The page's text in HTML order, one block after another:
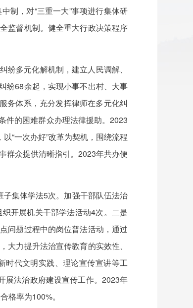
制，对“三重一大”事项进行集体研
监督机制。健全重大行政决策程序
纷多元化解机制，建立人民调解、
纷68余起，实现小事不出村、大事
务体系，充分发挥律师在多元化纠
件的困难群众办理法律援助。2023
“一次办好”改革为契机，围绕流程
群众提供清晰指引。2023年共办便
子集体学法5次。加强干部队伍法治
开展机关干部学法活动4次。二是
问题过程中的岗位普法活动，通过
力提升法治宣传教育的实效性、
时代文明实践、理论宣传宣讲等工
展法治政府建设宣传工作。2023年
格率为100%。